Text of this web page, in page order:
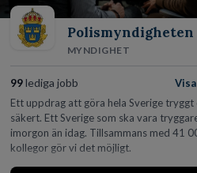
Polismyndigheten
MYNDIGHET
99lediga jobb
Ett uppdrag att göra hela Sverige tryggt
säkert. Ett Sverige som ska vara
imorgon än idag. Tillsammans med 41
kollegor gör vi det möjligt.